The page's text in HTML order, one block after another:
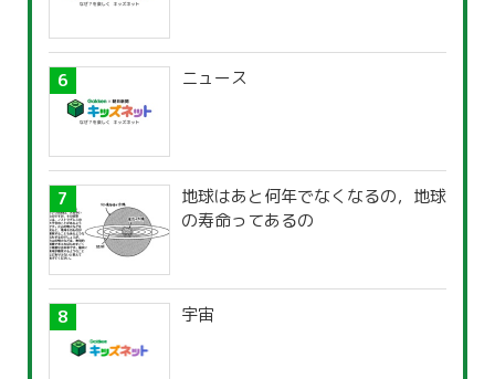
ニュース
地球はあと何年でなくなるの，地球
の寿命ってあるの
宇宙